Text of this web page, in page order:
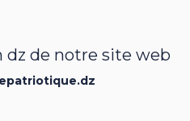
dz de notre site web